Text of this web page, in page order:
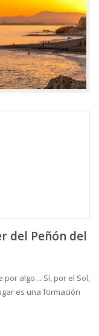
del Peñón del
por algo… Sí, por el Sol,
es una formación